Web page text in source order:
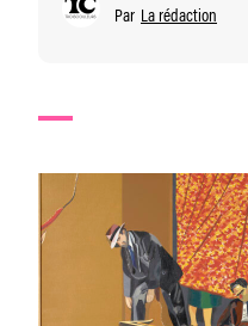
Par La rédaction